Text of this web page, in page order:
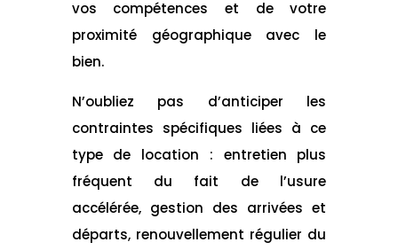
vos compétences et de votre
proximité géographique avec le
bien.
N’oubliez pas d’anticiper les
contraintes spécifiques liées à ce
type de location : entretien plus
fréquent du fait de l’usure
accélérée, gestion des arrivées et
départs, renouvellement régulier du